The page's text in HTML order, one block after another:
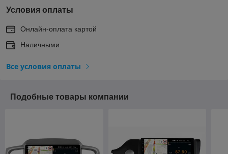
Условия оплаты
Онлайн-оплата картой
Наличными
Все условия оплаты
Подобные товары компании